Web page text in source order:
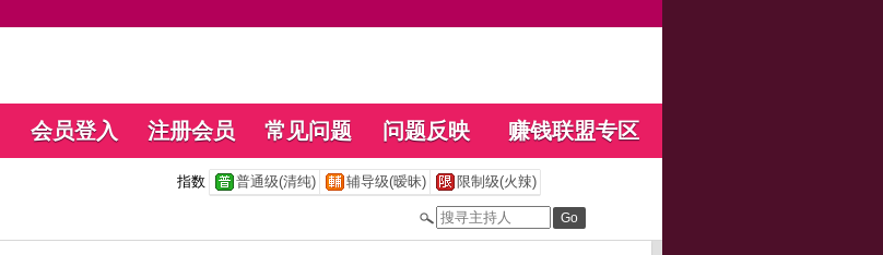
会员登入 注册会员 常见问题 问题反映 赚钱联盟专区
指数 普通级(清纯) 辅导级(暧昧) 限制级(火辣)